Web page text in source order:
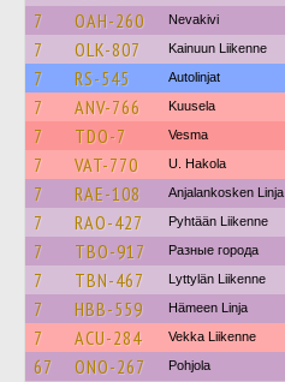
7 OAH-260 Nevakivi
7 OLK-807 Kainuun Liikenne
7 RS-545 Autolinjat
7 ANV-766 Kuusela
7 TDO-7 Vesma
7 VAT-770 U. Hakola
7 RAE-108 Anjalankosken Linja
7 RAO-427 Pyhtään Liikenne
7 TBO-917 Разные города
7 TBN-467 Lyttylän Liikenne
7 HBB-559 Hämeen Linja
7 ACU-284 Vekka Liikenne
67 ONO-267 Pohjola